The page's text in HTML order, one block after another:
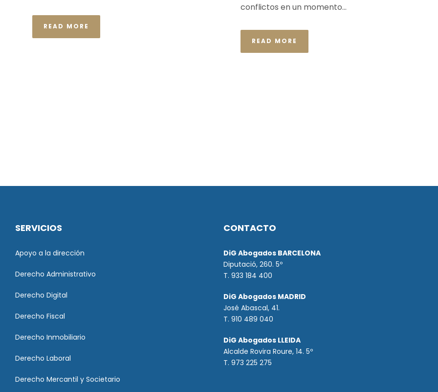
READ MORE
conflictos en un momento...
READ MORE
SERVICIOS
Apoyo a la dirección
Derecho Administrativo
Derecho Digital
Derecho Fiscal
Derecho Inmobiliario
Derecho Laboral
Derecho Mercantil y Societario
CONTACTO
DiG Abogados BARCELONA
Diputació, 260. 5º
T. 933 184 400
DiG Abogados MADRID
José Abascal, 41.
T.910 489 040
DiG Abogados LLEIDA
Alcalde Rovira Roure, 14. 5º
T. 973 225 275